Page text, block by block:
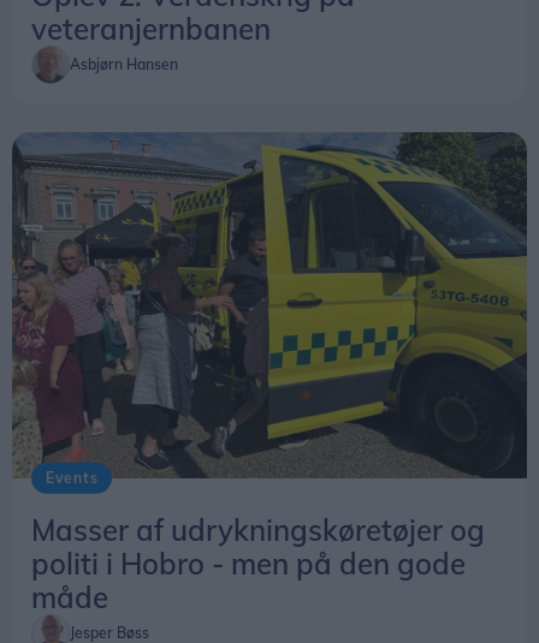
veteranjernbanen
Asbjørn Hansen
Events
Masser af udrykningskøretøjer og
politi i Hobro - men på den gode
måde
Jesper Bøss